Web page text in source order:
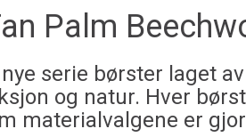
Palm
serie børster laget
og natur. Hver
materialvalgene er